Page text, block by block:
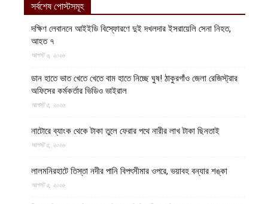
সর্বশেষ পোস্টসমূহ
দক্ষিণ লেবাননে আইইডি বিস্ফোরণে দুই দখলদার ইসরায়েলি সেনা নিহত,
আহত ৭
আগস্ট ৬, ২০২৬
ডান হাতে ভাত খেতে খেতে বাম হাতে নিচ্ছে ঘুষ! ঠাকুরগাঁও জেলা রেজিস্ট্রার
অফিসের কর্মকর্তার ভিডিও ভাইরাল
আগস্ট ৫, ২০২৬
নাটোরে ব্যাংক থেকে টাকা তুলে ফেরার পথে নারীর লাখ টাকা ছিনতাই
আগস্ট ৫, ২০২৬
লালমনিরহাটে তিস্তা নদীর পানি বিপৎসীমার ওপরে, ভয়াবহ বন্যার শঙ্কা
আগস্ট ৫, ২০২৬